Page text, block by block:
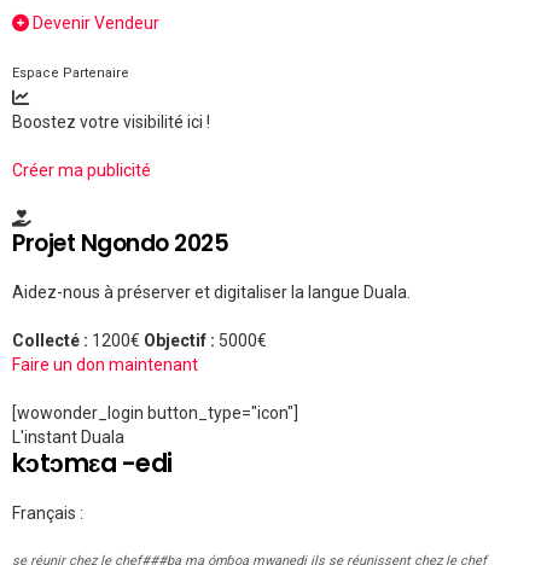
Devenir Vendeur
Espace Partenaire
Boostez votre visibilité ici !
Créer ma publicité
Projet Ngondo 2025
Aidez-nous à préserver et digitaliser la langue Duala.
Collecté : 1200€ Objectif : 5000€
Faire un don maintenant
[wowonder_login button_type="icon"]
L'instant Duala
kɔtɔmɛa -edi
Français :
se réunir chez le chef###ba ma ómɓoa mwanedi ils se réunissent chez le chef